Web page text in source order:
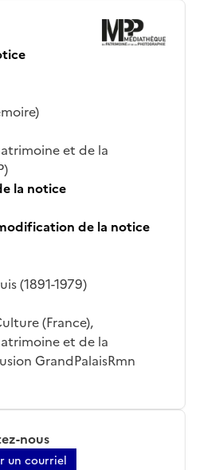
et de la
la notice
de la notice
(1891-1979)
(France),
et de la
GrandPalaisRmn
nous
un courriel